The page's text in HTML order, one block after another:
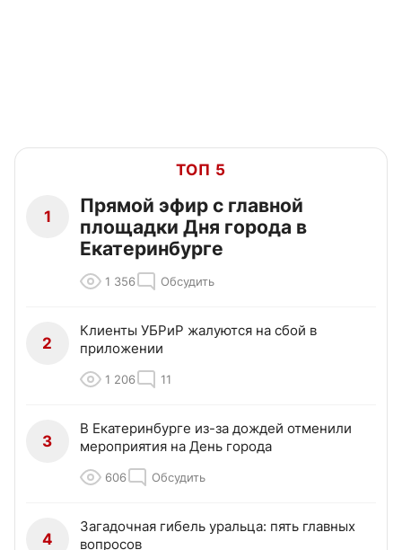
ТОП 5
1
Прямой эфир с главной
площадки Дня города в
Екатеринбурге
1 356 Обсудить
2
Клиенты УБРиР жалуются на сбой в
приложении
1 206 11
3
В Екатеринбурге из-за дождей отменили
мероприятия на День города
606 Обсудить
4
Загадочная гибель уральца: пять главных
вопросов